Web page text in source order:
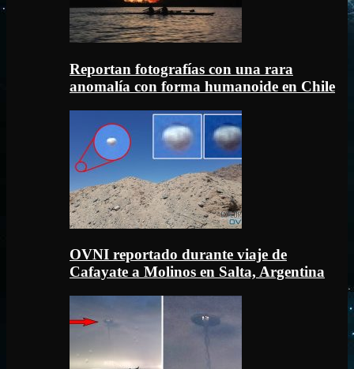
Reportan fotografías con una rara
anomalía con forma humanoide en Chile
OVNI reportado durante viaje de
Cafayate a Molinos en Salta, Argentina